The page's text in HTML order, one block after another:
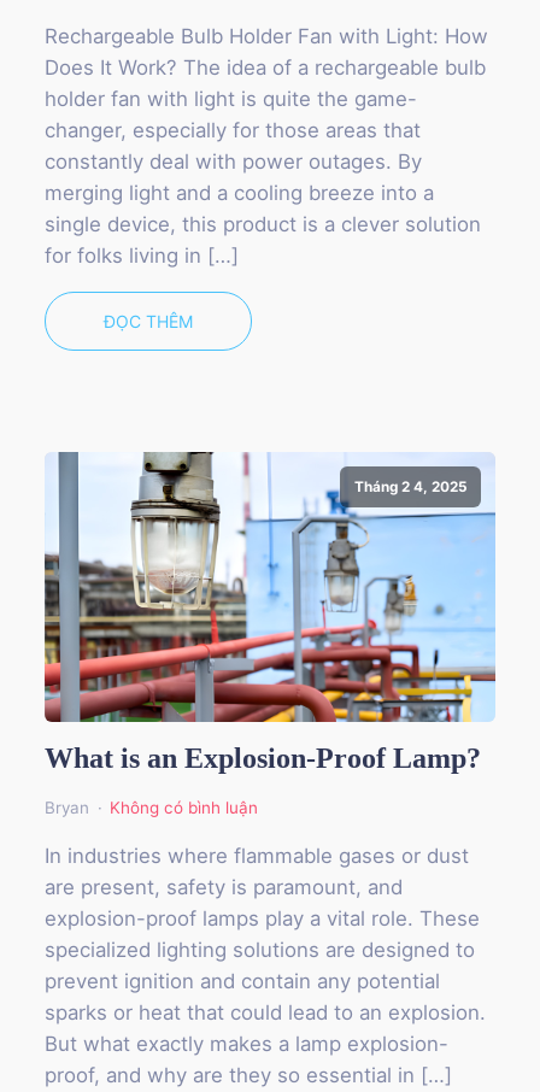
Rechargeable Bulb Holder Fan with Light: How
Does It Work? The idea of a rechargeable bulb
holder fan with light is quite the game-
changer, especially for those areas that
constantly deal with power outages. By
merging light and a cooling breeze into a
single device, this product is a clever solution
for folks living in […]
ĐỌC THÊM
Tháng 2 4, 2025
What is an Explosion-Proof Lamp?
Bryan Không có bình luận
In industries where flammable gases or dust
are present, safety is paramount, and
explosion-proof lamps play a vital role. These
specialized lighting solutions are designed to
prevent ignition and contain any potential
sparks or heat that could lead to an explosion.
But what exactly makes a lamp explosion-
proof, and why are they so essential in […]